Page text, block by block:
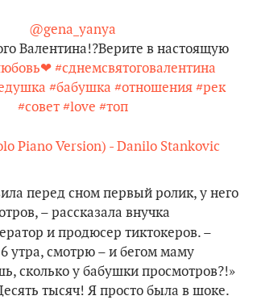
@gena_yanya
Валентина!?Верите в настоящую
#сднемсвятоговалентина
#бабушка #отношения #рек
#совет #love #топ
Piano Version) - Danilo Stankovic
перед сном первый ролик, у него
– рассказала внучка
и продюсер тиктокеров. –
утра, смотрю – и бегом маму
сколько у бабушки просмотров?!»
тысяч! Я просто была в шоке.